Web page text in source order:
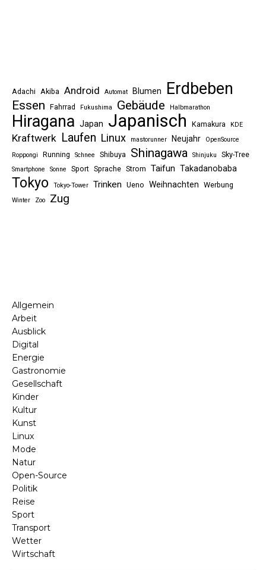
Adachi Akiba Android Automat Blumen Erdbeben
Essen Fahrrad Fukushima Gebäude Halbmarathon
Hiragana Japan Japanisch Kamakura KDE
Kraftwerk Laufen Linux mastorunner Neujahr
OpenSource
Roppongi
Running Schnee Shibuya Shinagawa Shinjuku Sky-Tree
Smartphone Sonne Sport Sprache Strom Taifun Takadanobaba
Tokyo Tokyo-Tower Trinken Ueno Weihnachten Werbung
Winter Zoo Zug
Allgemein
Arbeit
Ausblick
Digital
Energie
Gastronomie
Gesellschaft
Kinder
Kultur
Kunst
Linux
Mode
Natur
Open-Source
Politik
Reise
Sport
Transport
Wetter
Wirtschaft